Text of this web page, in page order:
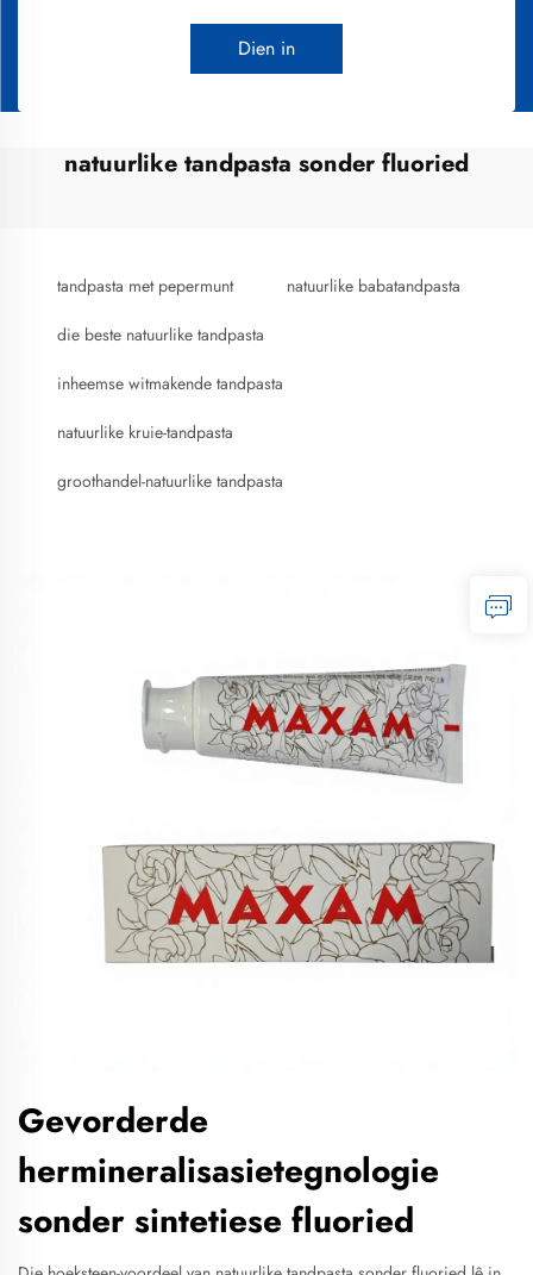
Dien in
natuurlike tandpasta sonder fluoried
tandpasta met pepermunt natuurlike babatandpasta
die beste natuurlike tandpasta
inheemse witmakende tandpasta
natuurlike kruie-tandpasta
groothandel-natuurlike tandpasta
Gevorderde
hermineralisasietegnologie
sonder sintetiese fluoried